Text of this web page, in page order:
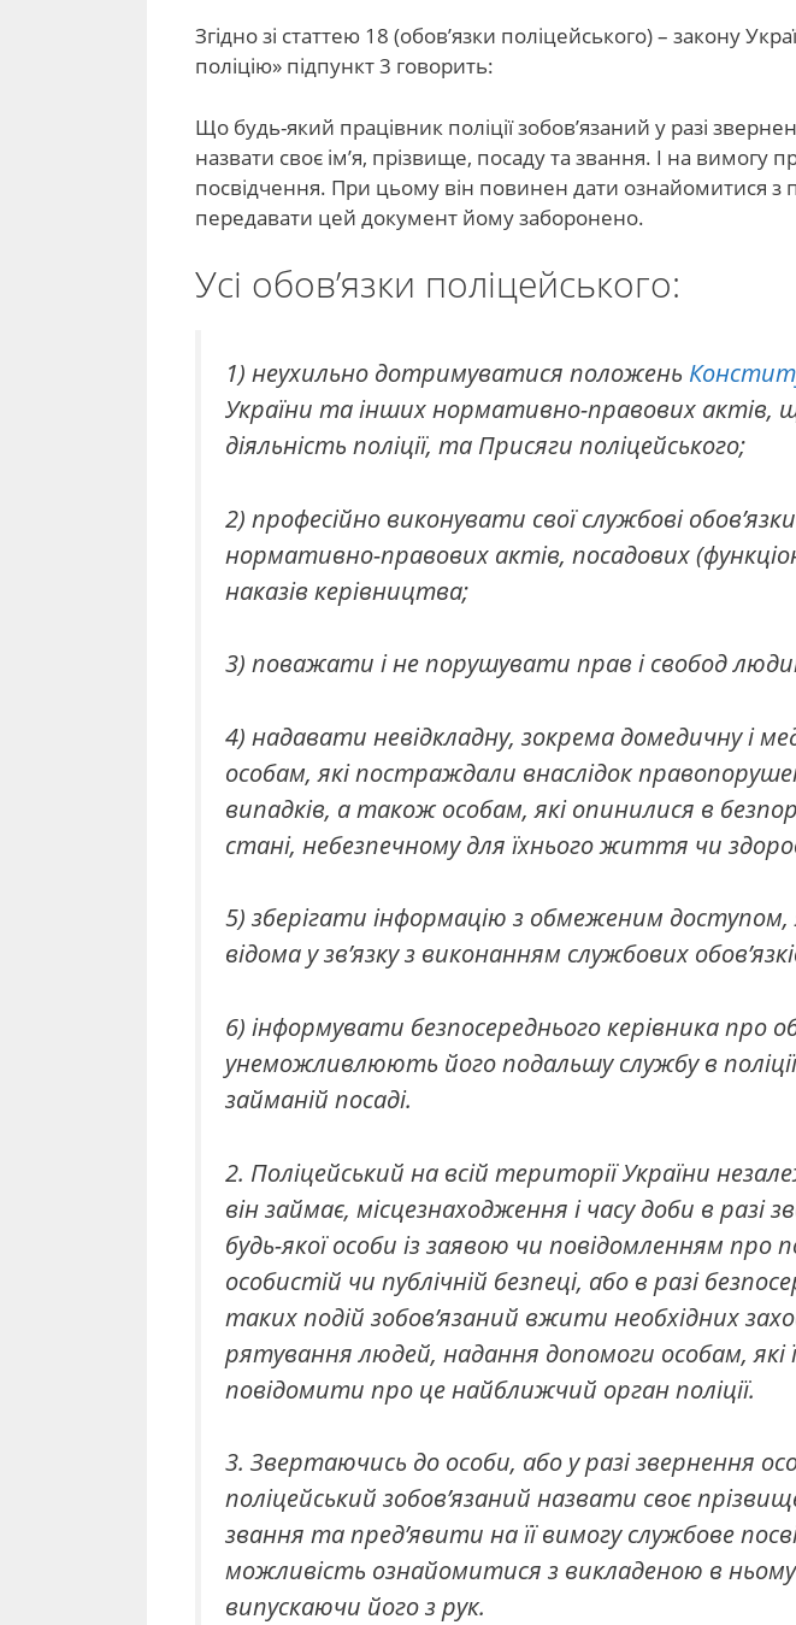
Згідно зі статтею 18 (обов’язки поліцейського) – закону
поліцію» підпункт 3 говорить:
Що будь-який працівник поліції зобов’язаний у разі
назвати своє ім’я, прізвище, посаду та звання. І на вимогу
посвідчення. При цьому він повинен дати ознайомитися з
передавати цей документ йому заборонено.
Усі обов’язки поліцейського:
1) неухильно дотримуватися положень
України та інших нормативно-правових
діяльність поліції, та Присяги поліцейського;
2) професійно виконувати свої службові
нормативно-правових актів, посадових
наказів керівництва;
3) поважати і не порушувати прав і свобод
4) надавати невідкладну, зокрема домедичну і
особам, які постраждали внаслідок
випадків, а також особам, які опинилися в
стані, небезпечному для їхнього життя чи
5) зберігати інформацію з обмеженим
відома у зв’язку з виконанням службових
6) інформувати безпосереднього керівника про
унеможливлюють його подальшу службу в
займаній посаді.
2. Поліцейський на всій території України
він займає, місцезнаходження і часу доби в разі
будь-якої особи із заявою чи повідомленням про
особистій чи публічній безпеці, або в разі
таких подій зобов’язаний вжити необхідних
рятування людей, надання допомоги особам, які
повідомити про це найближчий орган поліції.
3. Звертаючись до особи, або у разі звернення
поліцейський зобов’язаний назвати своє
звання та пред’явити на її вимогу службове
можливість ознайомитися з викладеною в
випускаючи його з рук.